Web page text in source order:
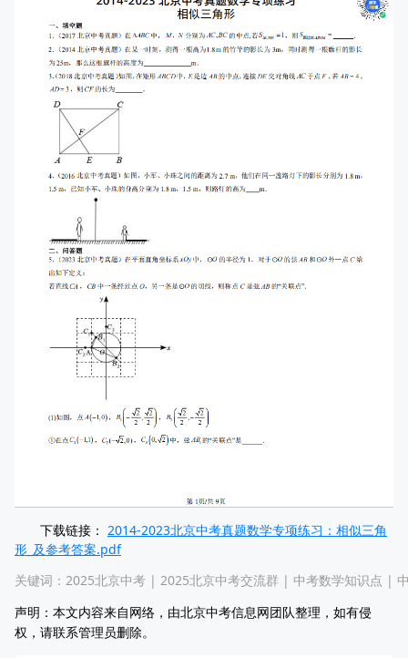
下载链接： 2014-2023北京中考真题数学专项练习：相似三角
形_及参考答案.pdf
关键词： 2025北京中考 | 2025北京中考交流群 | 中考数学知识点 |
声明：本文内容来自网络，由北京中考信息网团队整理，如有侵
权，请联系管理员删除。